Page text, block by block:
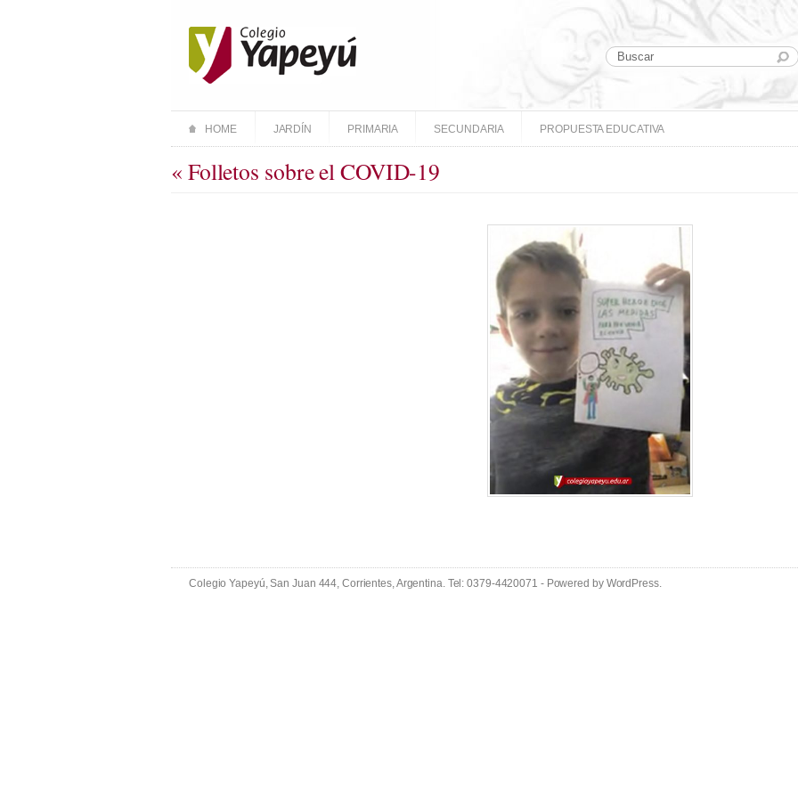
HOME JARDÍN PRIMARIA SECUNDARIA PROPUESTA EDUCATIVA
« Folletos sobre el COVID-19
Colegio Yapeyú, San Juan 444, Corrientes, Argentina. Tel: 0379-4420071 - Powered by WordPress.